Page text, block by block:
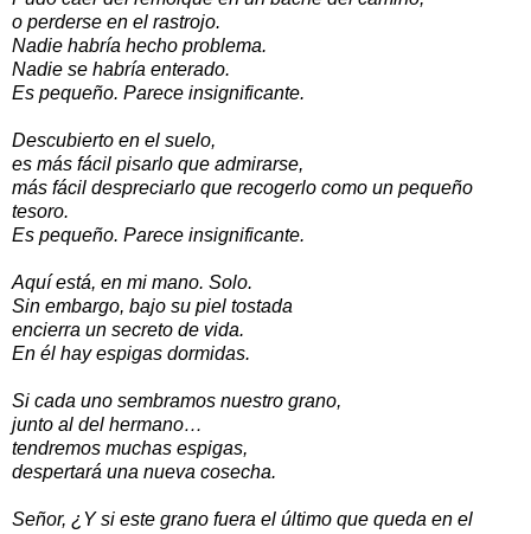
o perderse en el rastrojo.
Nadie habría hecho problema.
Nadie se habría enterado.
Es pequeño. Parece insignificante.
Descubierto en el suelo,
es más fácil pisarlo que admirarse,
más fácil despreciarlo que recogerlo como un pequeño
tesoro.
Es pequeño. Parece insignificante.
Aquí está, en mi mano. Solo.
Sin embargo, bajo su piel tostada
encierra un secreto de vida.
En él hay espigas dormidas.
Si cada uno sembramos nuestro grano,
junto al del hermano…
tendremos muchas espigas,
despertará una nueva cosecha.
Señor, ¿Y si este grano fuera el último que queda en el